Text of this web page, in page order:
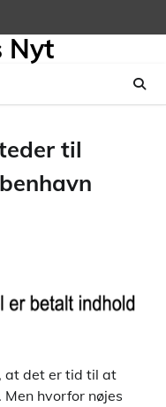
Nyt
til
at det er tid til at
hvorfor nøjes